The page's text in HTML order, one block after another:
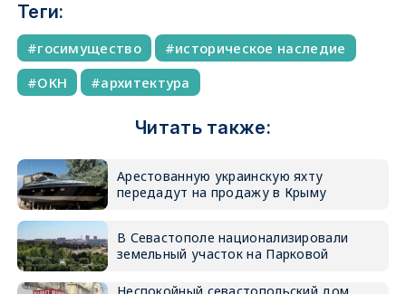
Теги:
госимущество
историческое наследие
ОКН
архитектура
Читать также:
Арестованную украинскую яхту
передадут на продажу в Крыму
В Севастополе национализировали
земельный участок на Парковой